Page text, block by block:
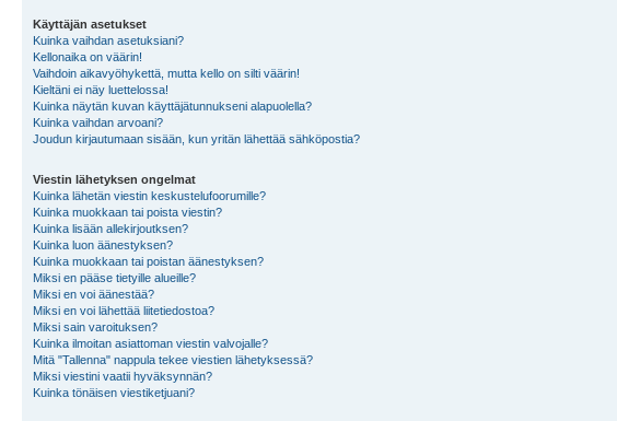
Käyttäjän asetukset
Kuinka vaihdan asetuksiani?
Kellonaika on väärin!
Vaihdoin aikavyöhykettä, mutta kello on silti väärin!
Kieltäni ei näy luettelossa!
Kuinka näytän kuvan käyttäjätunnukseni alapuolella?
Kuinka vaihdan arvoani?
Joudun kirjautumaan sisään, kun yritän lähettää sähköpostia?
Viestin lähetyksen ongelmat
Kuinka lähetän viestin keskustelufoorumille?
Kuinka muokkaan tai poista viestin?
Kuinka lisään allekirjoutksen?
Kuinka luon äänestyksen?
Kuinka muokkaan tai poistan äänestyksen?
Miksi en pääse tietyille alueille?
Miksi en voi äänestää?
Miksi en voi lähettää liitetiedostoa?
Miksi sain varoituksen?
Kuinka ilmoitan asiattoman viestin valvojalle?
Mitä "Tallenna" nappula tekee viestien lähetyksessä?
Miksi viestini vaatii hyväksynnän?
Kuinka tönäisen viestiketjuani?